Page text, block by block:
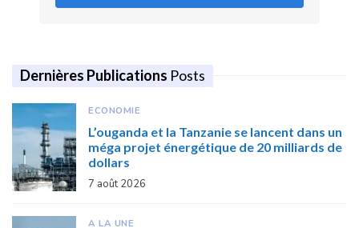
Dernières Publications Posts
ECONOMIE
L’ouganda et la Tanzanie se lancent dans un
méga projet énergétique de 20 milliards de
dollars
7 août 2026
A LA UNE